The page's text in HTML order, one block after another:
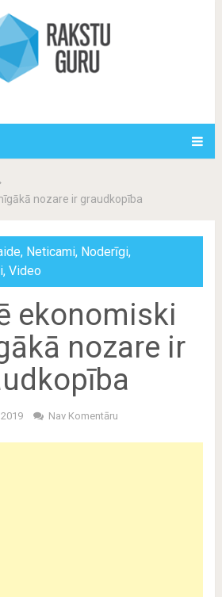
nozare ir graudkopība
, Neticami, Noderīgi,
, Video
ekonomiski
nozare ir
Nav Komentāru